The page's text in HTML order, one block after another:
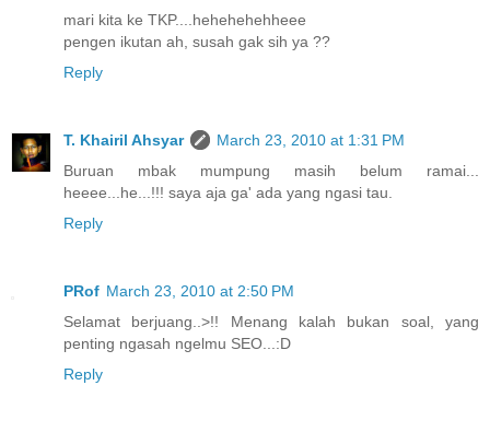
mari kita ke TKP....hehehehehheee
pengen ikutan ah, susah gak sih ya ??
Reply
T. Khairil Ahsyar
March 23, 2010 at 1:31 PM
Buruan mbak mumpung masih belum ramai...
heeee...he...!!! saya aja ga' ada yang ngasi tau.
Reply
PRof March 23, 2010 at 2:50 PM
Selamat berjuang..>!! Menang kalah bukan soal, yang
penting ngasah ngelmu SEO...:D
Reply